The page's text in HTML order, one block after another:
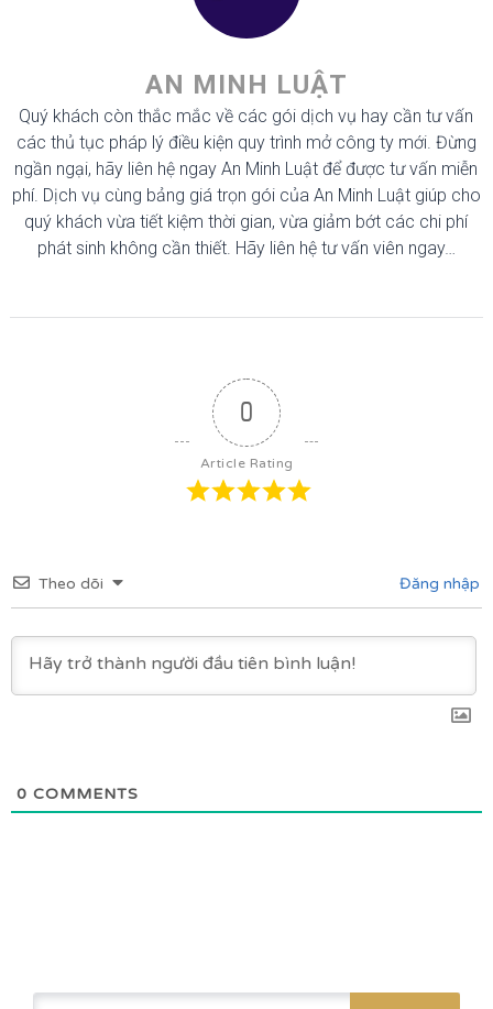
AN MINH LUẬT
Quý khách còn thắc mắc về các gói dịch vụ hay cần tư vấn
các thủ tục pháp lý điều kiện quy trình mở công ty mới. Đừng
ngần ngại, hãy liên hệ ngay An Minh Luật để được tư vấn miễn
phí. Dịch vụ cùng bảng giá trọn gói của An Minh Luật giúp cho
quý khách vừa tiết kiệm thời gian, vừa giảm bớt các chi phí
phát sinh không cần thiết. Hãy liên hệ tư vấn viên ngay…
0
Article Rating
Theo dõi Đăng nhập
0 COMMENTS